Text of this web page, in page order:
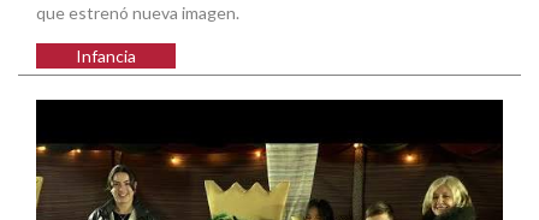
que estrenó nueva imagen.
Infancia